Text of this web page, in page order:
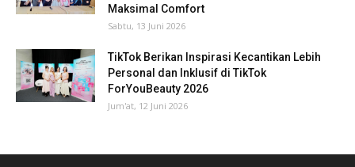
Maksimal Comfort
Sabtu, 13 Juni 2026
TikTok Berikan Inspirasi Kecantikan Lebih
Personal dan Inklusif di TikTok
ForYouBeauty 2026
Jum'at, 12 Juni 2026